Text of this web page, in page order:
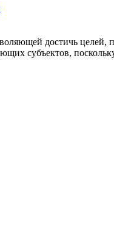
достичь
субъектов,